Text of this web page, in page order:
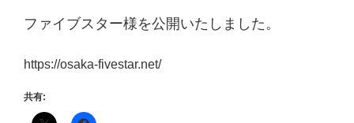
ファイブスター様を公開いたしました。
https://osaka-fivestar.net/
共有: